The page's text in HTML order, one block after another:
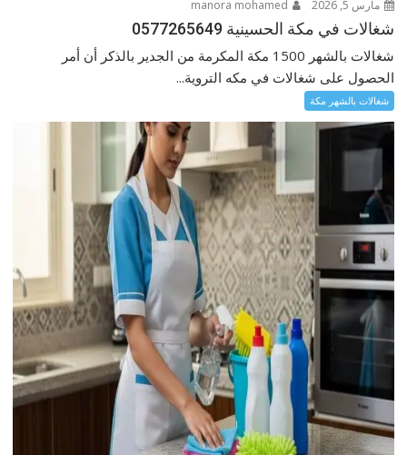
مارس 5, 2026
شغالات في مكة الحسينية 0577265649
شغالات بالشهر 1500 مكة المكرمة من الجدير بالذكر أن أمر
الحصول على شغالات في مكه التروية...
شغالات بالشهر مكة